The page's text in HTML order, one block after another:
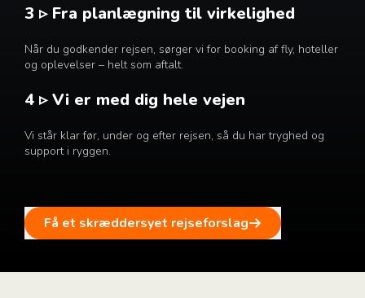
3 ▹ Fra planlægning til virkelighed
Når du godkender rejsen, sørger vi for booking af fly, hoteller
og oplevelser – helt som aftalt.
4 ▹ Vi er med dig hele vejen
Vi står klar før, under og efter rejsen, så du har tryghed og
support i ryggen.
Få et skræddersyet rejseforslag